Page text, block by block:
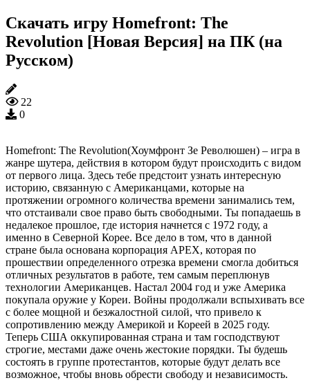
Скачать игру Homefront: The
Revolution [Новая Версия] на ПК (на
Русском)
22
0
Homefront: The Revolution(Хоумфронт Зе Революшен) – игра в
жанре шутера, действия в котором будут происходить с видом
от первого лица. Здесь тебе предстоит узнать интересную
историю, связанную с Американцами, которые на
протяжении огромного количества времени занимались тем,
что отстаивали свое право быть свободными. Ты попадаешь в
недалекое прошлое, где история начнется с 1972 году, а
именно в Северной Корее. Все дело в том, что в данной
стране была основана корпорация АРЕХ, которая по
прошествии определенного отрезка времени смогла добиться
отличных результатов в работе, тем самым переплюнув
технологии Американцев. Настал 2004 год и уже Америка
покупала оружие у Кореи. Войны продолжали вспыхивать все
с более мощной и безжалостной силой, что привело к
сопротивлению между Америкой и Кореей в 2025 году.
Теперь США оккупированная страна и там господствуют
строгие, местами даже очень жестокие порядки. Ты будешь
состоять в группе протестантов, которые будут делать все
возможное, чтобы вновь обрести свободу и независимость.